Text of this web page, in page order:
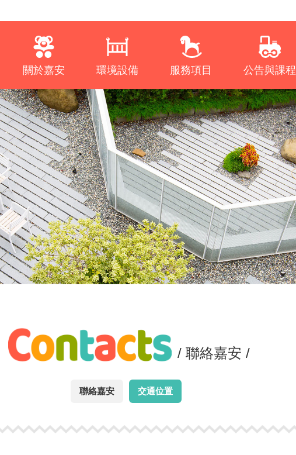
關於嘉安 環境設備 服務項目 公告與課程
/ 聯絡嘉安 /
聯絡嘉安 交通位置